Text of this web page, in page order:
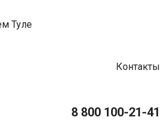
Контакты
8 800 100-21-41